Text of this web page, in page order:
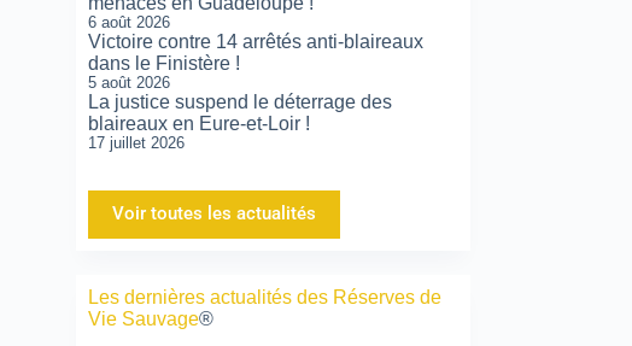
6 août 2026
Victoire contre 14 arrêtés anti-blaireaux
dans le Finistère !
5 août 2026
La justice suspend le déterrage des
blaireaux en Eure-et-Loir !
17 juillet 2026
Voir toutes les actualités
Les dernières actualités des Réserves de
Vie Sauvage®